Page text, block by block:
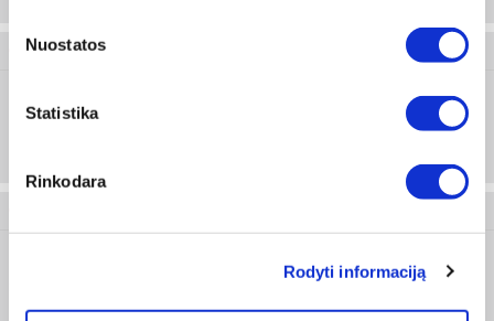
Nuostatos
Statistika
Rinkodara
Rodyti informaciją
0731 015
Prisijungti arba registruotis
25 vnt